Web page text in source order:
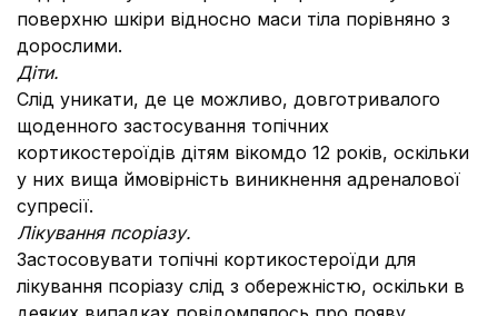
поверхню шкіри відносно маси тіла порівняно з
дорослими.
Діти.
Слід уникати, де це можливо, довготривалого
щоденного застосування топічних
кортикостероїдів дітям вікомдо 12 років, оскільки
у них вища ймовірність виникнення адреналової
супресії.
Лікування псоріазу.
Застосовувати топічні кортикостероїди для
лікування псоріазу слід з обережністю, оскільки в